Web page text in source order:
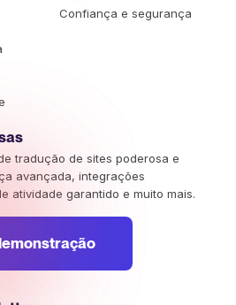
Confiança e segurança
tradução de sites poderosa e
avançada, integrações
atividade garantido e muito mais.